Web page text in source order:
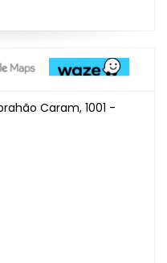
Caram, 1001 -